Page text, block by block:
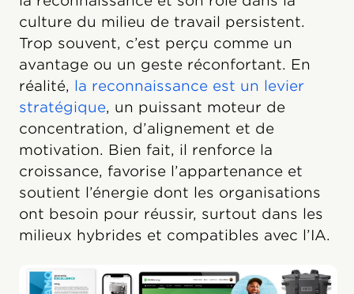
culture du milieu de travail persistent.
Trop souvent, c’est perçu comme un
avantage ou un geste réconfortant. En
réalité, la reconnaissance est un levier
stratégique, un puissant moteur de
concentration, d’alignement et de
motivation. Bien fait, il renforce la
croissance, favorise l’appartenance et
soutient l’énergie dont les organisations
ont besoin pour réussir, surtout dans les
milieux hybrides et compatibles avec l’IA.